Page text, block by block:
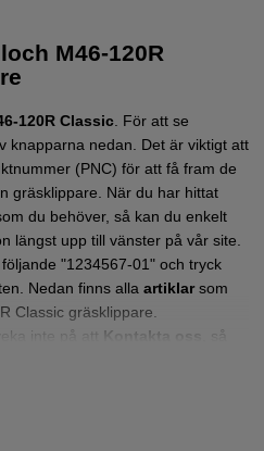
M46-120R
120R Classic För att se
knapparna nedan. Det är viktigt att
(PNC) för att få fram de
gräsklippare.
När du har hittat
du behöver, så kan du enkelt
längst upp till vänster på vår site.
"1234567-01" och tryck
Nedan finns alla artiklarsom
Classic gräsklippare.
inte på att Kontakta oss
så